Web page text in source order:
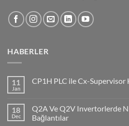
HABERLER
11
Jan
CP1H PLC ile Cx-Supervisor
CP1H
PLC
ile
18
Dec
Q2A Ve Q2V Invertorlerde
Bağlantılar